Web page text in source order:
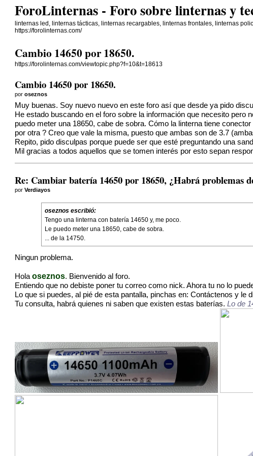
ForoLinternas - Foro sobre linternas y
linternas led, linternas tácticas, linternas recargables, linternas frontales, linternas
https://forolinternas.com/
Cambio 14650 por 18650.
https://forolinternas.com/viewtopic.php?f=10&t=18613
Cambio 14650 por 18650.
poroseznos
Muy buenas. Soy nuevo nuevo en este foro así que desde ya pido
He estado buscando en el foro sobre la información que necesito pero
puedo meter una 18650, cabe de sobra. Cómo la linterna tiene
por otra ? Creo que vale la misma, puesto que ambas son de 3.7
Repito, pido disculpas porque puede ser que esté preguntando una
Mil gracias a todos aquellos que se tomen interés por esto sepan
Re: Cambiar batería 14650 por 18650, ¿Habrá problemas
porVerdiayos
oseznosescribió:
Tengo una linterna con batería 14650 y, me poco.
Le puedo meter una 18650, cabe de sobra.
... de la 14750.
Ningun problema.
Holaoseznos. Bienvenido al foro.
Entiendo que no debiste poner tu correo como nick. Ahora tu no lo
Lo que si puedes, al pié de esta pantalla, pinchas en:Contáctenos y le
Tu consulta, habrá quienes ni saben que existen estas baterías.Lo de